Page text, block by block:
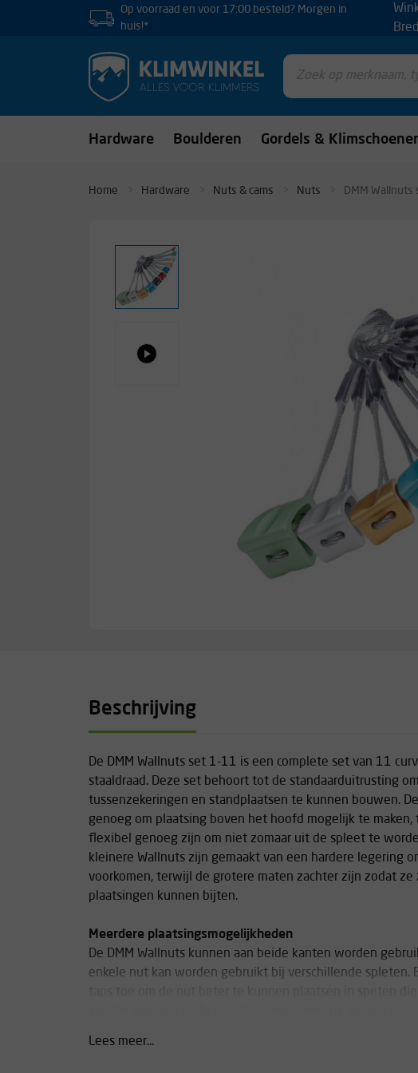
Op voorraad en voor 17:00 besteld? Morgen in
huis!*
Hardware Boulderen Gordels &
Home Hardware Nuts & cams Nuts DMM Wallnuts
Beschrijving
De DMM Wallnuts set 1-11 is een complete set van 11
staaldraad. Deze set behoort tot de standaarduitrusting
tussenzekeringen en standplaatsen te kunnen bouwen.
genoeg om plaatsing boven het hoofd mogelijk te
flexibel genoeg zijn om niet zomaar uit de spleet te
kleinere Wallnuts zijn gemaakt van een hardere legering
voorkomen, terwijl de grotere maten zachter zijn zodat ze
plaatsingen kunnen bijten.
Meerdere plaatsingsmogelijkheden
De DMM Wallnuts kunnen aan beide kanten worden
enkele nut kan worden gebruikt bij verschillende spleten.
Lees meer...